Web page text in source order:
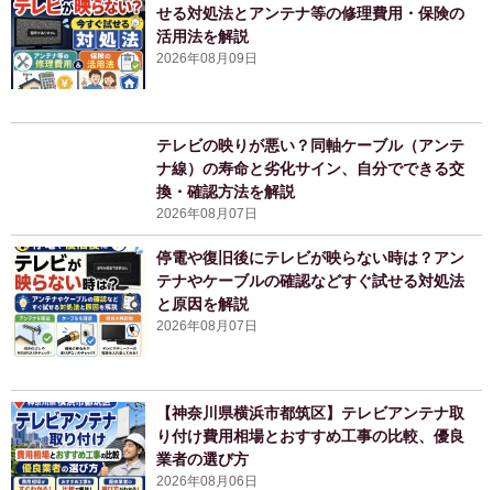
せる対処法とアンテナ等の修理費用・保険の
活用法を解説
2026年08月09日
テレビの映りが悪い？同軸ケーブル（アンテ
ナ線）の寿命と劣化サイン、自分でできる交
換・確認方法を解説
2026年08月07日
停電や復旧後にテレビが映らない時は？アン
テナやケーブルの確認などすぐ試せる対処法
と原因を解説
2026年08月07日
【神奈川県横浜市都筑区】テレビアンテナ取
り付け費用相場とおすすめ工事の比較、優良
業者の選び方
2026年08月06日